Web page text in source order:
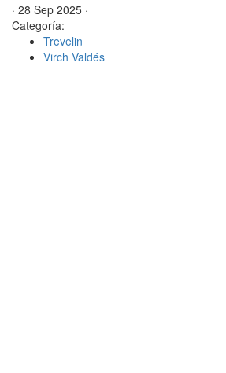
· 28 Sep 2025 ·
Categoría:
Trevelin
Virch Valdés